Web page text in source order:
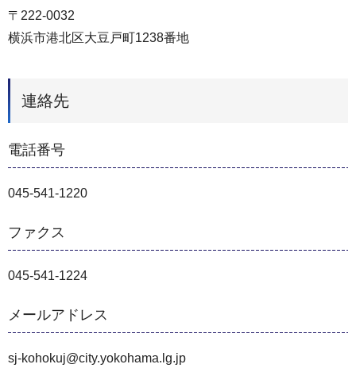
〒222-0032
横浜市港北区大豆戸町1238番地
連絡先
電話番号
045-541-1220
ファクス
045-541-1224
メールアドレス
sj-kohokuj@city.yokohama.lg.jp